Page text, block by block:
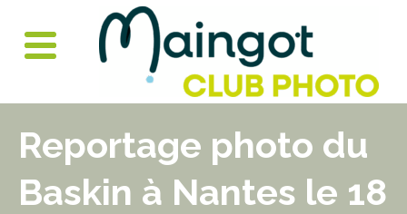
content
Toggle
menu
Reportage photo du
Baskin à Nantes le 18